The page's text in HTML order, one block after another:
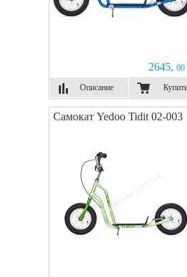
2645, 00
Описание
Купить
Самокат Yedoo Tidit 02-003